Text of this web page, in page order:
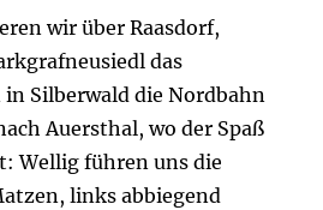
wir über Raasdorf,
das
Silberwald die Nordbahn
Auersthal, wo der Spaß
Wellig führen uns die
links abbiegend